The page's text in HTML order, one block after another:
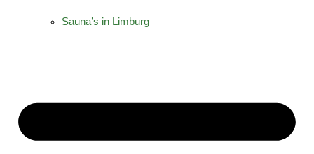
Sauna’s in Limburg